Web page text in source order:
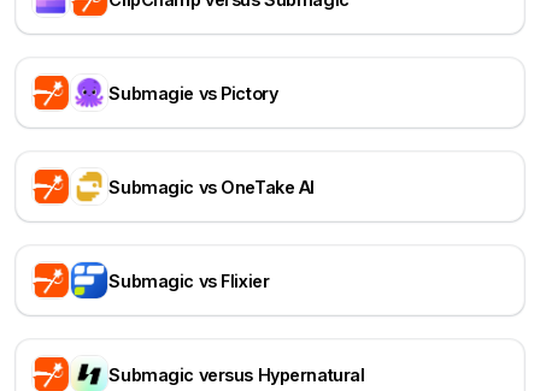
Submagie vs Pictory
Submagic vs OneTake AI
Submagic vs Flixier
Submagic versus Hypernatural